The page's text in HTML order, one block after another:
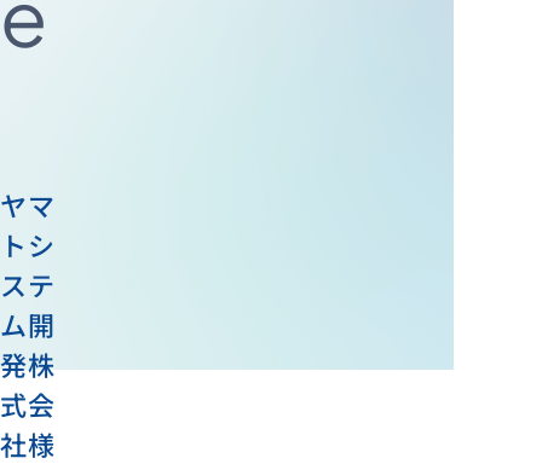
ヤマ
トシ
ステ
ム開
発株
式会
社様